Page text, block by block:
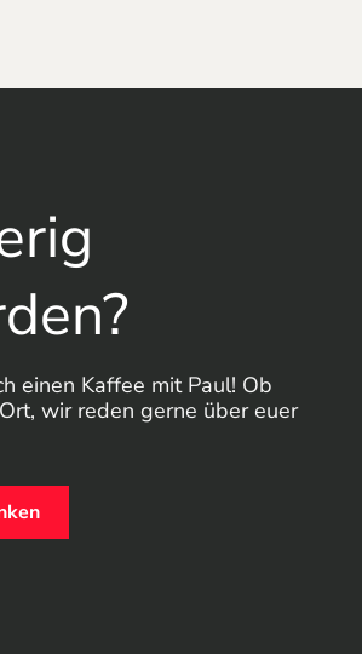
einen Kaffee mit Paul! Ob
wir reden gerne über euer